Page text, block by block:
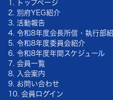
1. トップページ
2. 別府YEG紹介
3. 活動報告
4. 令和8年度会長所信・執行部
5. 令和8年度委員会紹介
6. 令和8年度年間スケジュール
7. 会員一覧
8. 入会案内
9. お問い合わせ
10. 会員ログイン